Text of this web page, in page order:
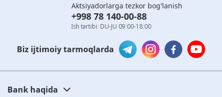
Aktsiyadorlarga tezkor bog'lanish
+998 78 140-00-88
Ish tartibi: DU-JU 09:00-18:00
Biz ijtimoiy tarmoqlarda
Bank haqida